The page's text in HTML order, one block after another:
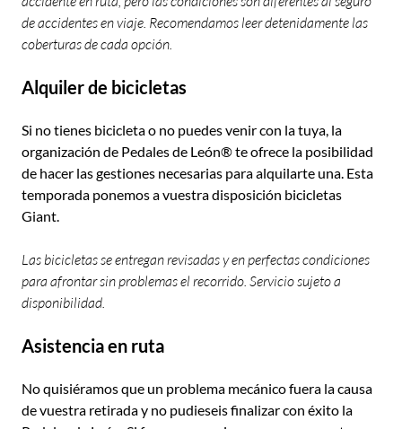
de accidentes en viaje. Recomendamos leer detenidamente las
coberturas de cada opción.
Alquiler de bicicletas
Si no tienes bicicleta o no puedes venir con la tuya, la
organización de Pedales de León® te ofrece la posibilidad
de hacer las gestiones necesarias para alquilarte una. Esta
temporada ponemos a vuestra disposición bicicletas
Giant.
Las bicicletas se entregan revisadas y en perfectas condiciones
para afrontar sin problemas el recorrido. Servicio sujeto a
disponibilidad.
Asistencia en ruta
No quisiéramos que un problema mecánico fuera la causa
de vuestra retirada y no pudieseis finalizar con éxito la